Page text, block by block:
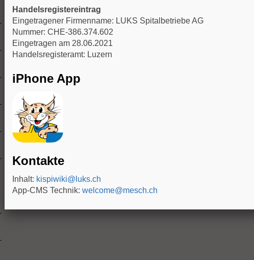
Handelsregistereintrag
Eingetragener Firmenname: LUKS Spitalbetriebe AG
Nummer: CHE-386.374.602
Eingetragen am 28.06.2021
Handelsregisteramt: Luzern
iPhone App
Kontakte
Inhalt: kispiwiki@luks.ch
App-CMS Technik: welcome@mesch.ch